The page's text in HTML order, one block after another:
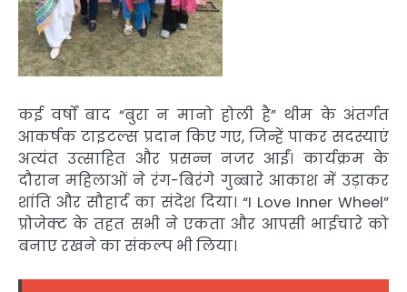
कई वर्षों बाद “बुरा न मानो होली है” थीम के अंतर्गत
आकर्षक टाइटल्स प्रदान किए गए, जिन्हें पाकर सदस्याएं
अत्यंत उत्साहित और प्रसन्न नजर आईं। कार्यक्रम के
दौरान महिलाओं ने रंग-बिरंगे गुब्बारे आकाश में उड़ाकर
शांति और सौहार्द का संदेश दिया। “I Love Inner Wheel”
प्रोजेक्ट के तहत सभी ने एकता और आपसी भाईचारे को
बनाए रखने का संकल्प भी लिया।